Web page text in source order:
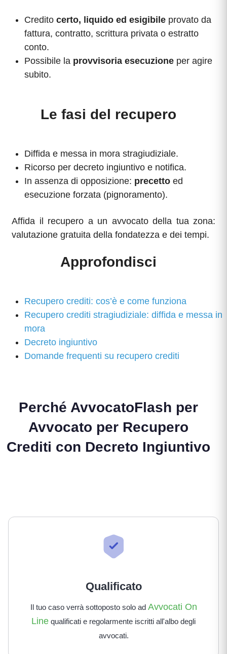
Credito certo, liquido ed esigibile provato da
fattura, contratto, scrittura privata o estratto
conto.
Possibile la provvisoria esecuzione per agire
subito.
Le fasi del recupero
Diffida e messa in mora stragiudiziale.
Ricorso per decreto ingiuntivo e notifica.
In assenza di opposizione: precetto ed
esecuzione forzata (pignoramento).
Affida il recupero a un avvocato della tua zona:
valutazione gratuita della fondatezza e dei tempi.
Approfondisci
Recupero crediti: cos’è e come funziona
Recupero crediti stragiudiziale: diffida e messa in
mora
Decreto ingiuntivo
Domande frequenti su recupero crediti
Perché AvvocatoFlash per
Avvocato per Recupero
Crediti con Decreto Ingiuntivo
Qualificato
Il tuo caso verrà sottoposto solo ad Avvocati On
Line qualificati e regolarmente iscritti all'albo degli
avvocati.